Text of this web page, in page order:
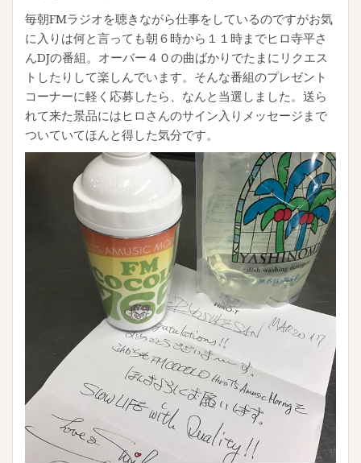
毎朝FMラジオを聴きながら仕事をしているのですがお気
に入りは何と言っても朝６時から１１時までヒロ寺平さ
んDJの番組。オーバー４０の曲ばかりでたまにリクエス
トしたりして楽しんでいます。そんな番組のプレゼント
コーナーに軽く応募したら、なんと当選しました。送ら
れて来た景品にはヒロさんのサイン入りメッセージまで
ついていてほんと得した気分です。